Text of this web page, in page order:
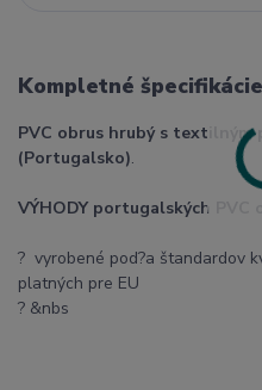
Kompletné špecifikácie
PVC obrus hrubý s textilným
(Portugalsko).
VÝHODY portugalských PVC
? vyrobené pod?a štandardov
platných pre EU
? &nbs